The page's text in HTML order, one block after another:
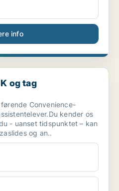
info
og tag
Convenience-
kender os
- uanset tidspunktet – kan
og an..